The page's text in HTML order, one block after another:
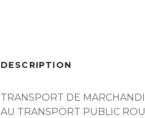
DESCRIPTION
TRANSPORT DE
AU TRANSPORT PUBLIC